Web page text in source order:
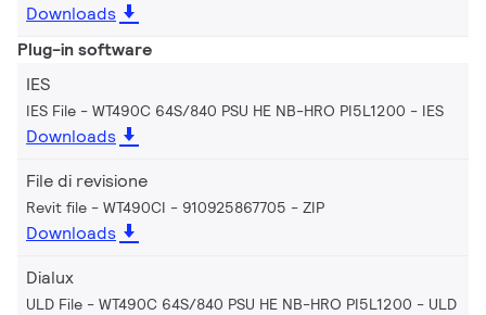
Downloads
Plug-in software
IES
IES File - WT490C 64S/840 PSU HE NB-HRO PI5L1200 IES
Downloads
File di revisione
Revit file - WT490CI - 910925867705 ZIP
Downloads
Dialux
ULD File - WT490C 64S/840 PSU HE NB-HRO PI5L1200 ULD